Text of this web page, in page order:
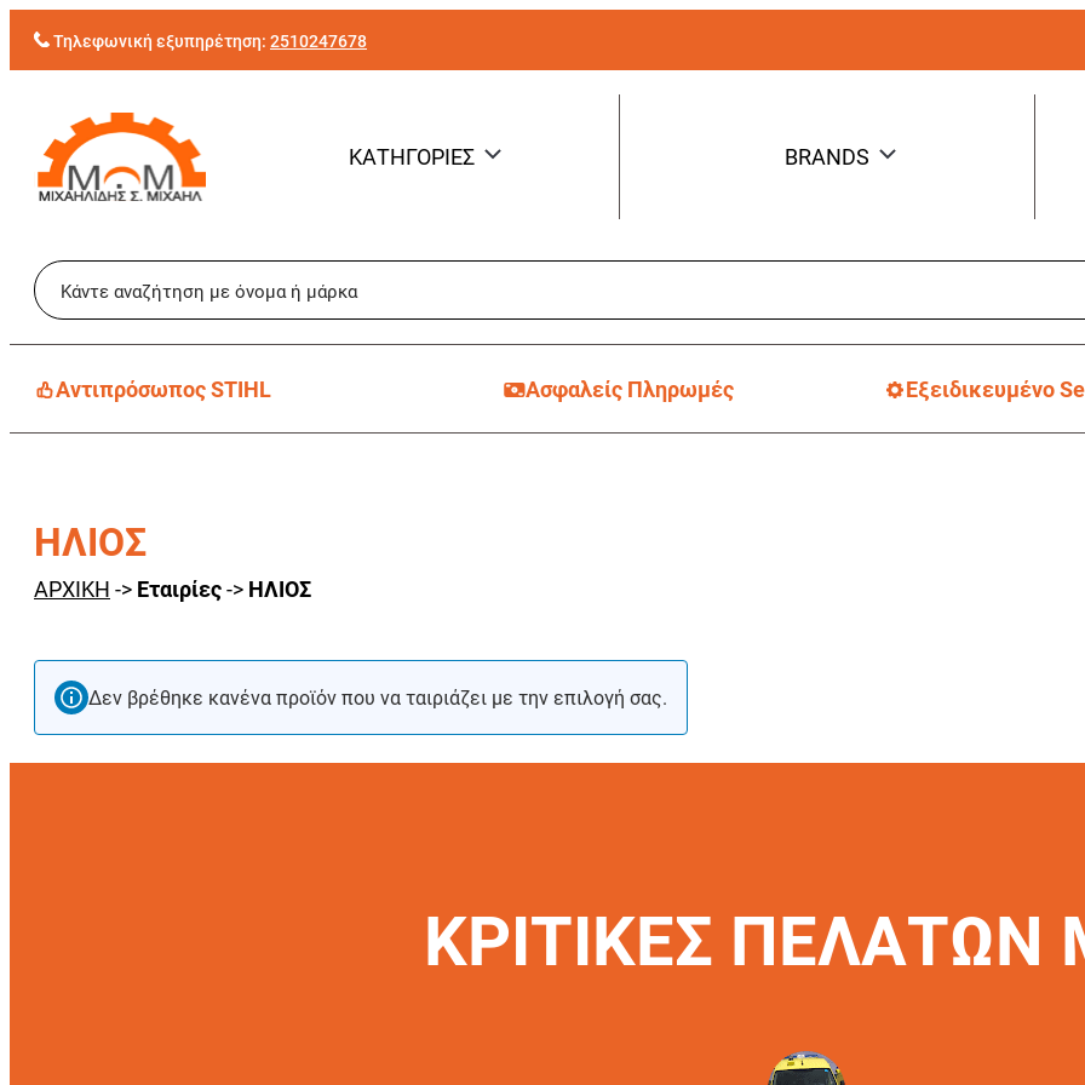
Τηλεφωνική εξυπηρέτηση: 2510247678
ΚΑΤΗΓΟΡΙΕΣ BRANDS
Aντιπρόσωπος STIHL Ασφαλείς Πληρωμές Εξειδικευμένο
ΗΛΙΟΣ
ΑΡΧΙΚΗ -> Εταιρίες-> ΗΛΙΟΣ
Δεν βρέθηκε κανένα προϊόν που να ταιριάζει με την επιλογή σας.
ΚΡΙΤΙΚΕΣ ΠΕΛΑΤΩΝ